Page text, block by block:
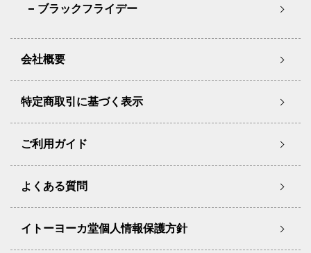
ブラックフライデー
会社概要
特定商取引に基づく表示
ご利用ガイド
よくある質問
イトーヨーカ堂個人情報保護方針